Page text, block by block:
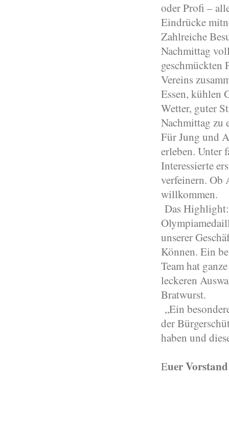
oder Profi –
Eindrücke
Zahlreiche
Nachmittag
geschmückten
Vereins
Essen, kühlen
Wetter, guter
Nachmittag zu
Für Jung und
erleben. Unter
Interessierte
verfeinern. Ob
willkommen.
Das
unserer
Können. Ein
Team hat
leckeren
Bratwurst.
„Ein
der
haben und
Euer Vorstand